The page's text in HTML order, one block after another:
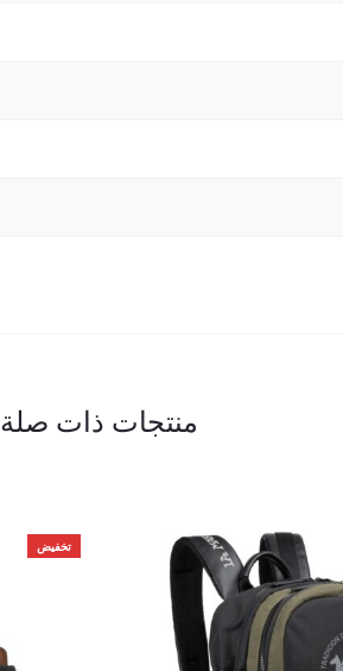
منتجات ذات صلة
تخفيض